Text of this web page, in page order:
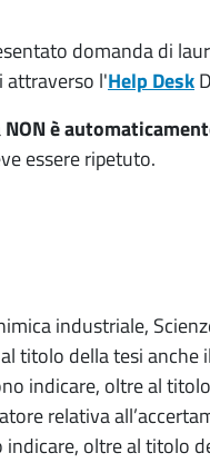
domanda di
attraverso l'Help Desk
NON è
essere ripetuto.
industriale,
titolo della tesi
indicare, oltre al
relativa
oltre al titolo